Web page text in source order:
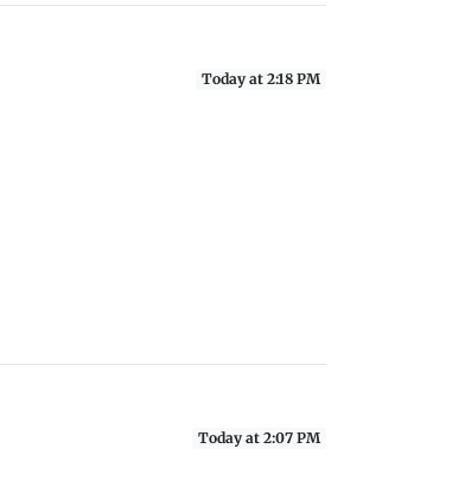
Today at 2:18 PM
Today at 2:07 PM